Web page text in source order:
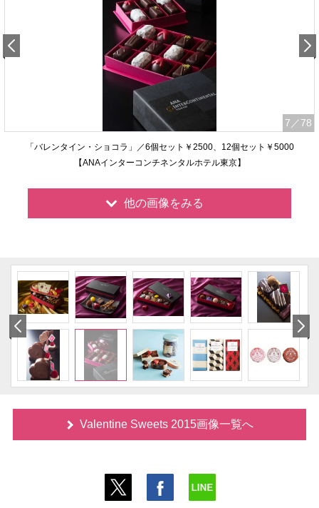
7 ／78
「バレンタイン・ショコラ」／6個セット￥2500、12個セット￥5000
【ANAインターコンチネンタルホテル東京】
他の画像をみる
Valentine Sweets 2015画像一覧へ